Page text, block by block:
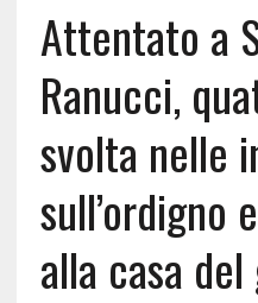
Attentato a
Ranucci,
svolta nelle
sull’ordigno
alla casa